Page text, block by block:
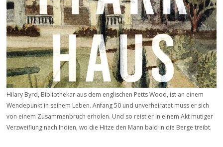
Hilary Byrd, Bibliothekar aus dem englischen Petts Wood, ist an einem
Wendepunkt in seinem Leben. Anfang 50 und unverheiratet muss er sich
von einem Zusammenbruch erholen. Und so reist er in einem Akt mutiger
Verzweiflung nach Indien, wo die Hitze den Mann bald in die Berge treibt.